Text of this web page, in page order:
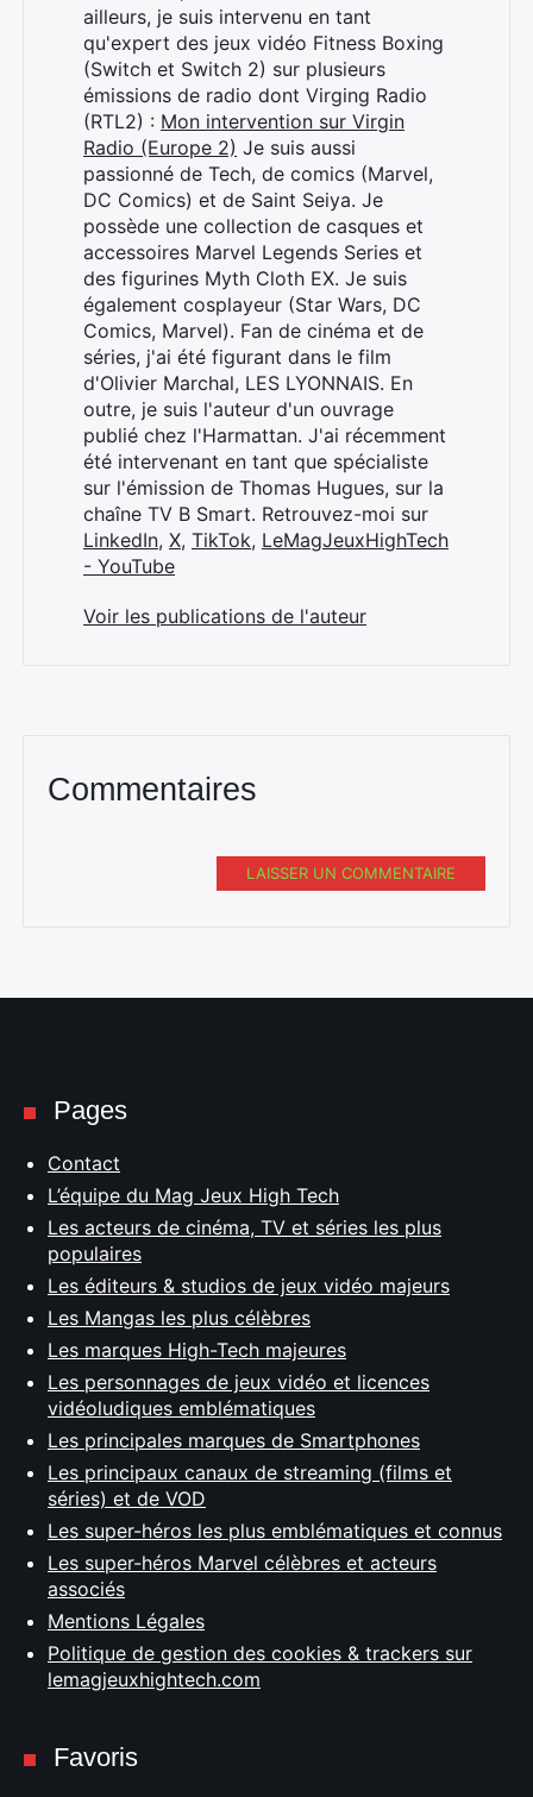
ailleurs, je suis intervenu en tant
qu'expert des jeux vidéo Fitness Boxing
(Switch et Switch 2) sur plusieurs
émissions de radio dont Virging Radio
(RTL2) : Mon intervention sur Virgin
Radio (Europe 2) Je suis aussi
passionné de Tech, de comics (Marvel,
DC Comics) et de Saint Seiya. Je
possède une collection de casques et
accessoires Marvel Legends Series et
des figurines Myth Cloth EX. Je suis
également cosplayeur (Star Wars, DC
Comics, Marvel). Fan de cinéma et de
séries, j'ai été figurant dans le film
d'Olivier Marchal, LES LYONNAIS. En
outre, je suis l'auteur d'un ouvrage
publié chez l'Harmattan. J'ai récemment
été intervenant en tant que spécialiste
sur l'émission de Thomas Hugues, sur la
chaîne TV B Smart. Retrouvez-moi sur
LinkedIn, X, TikTok, LeMagJeuxHighTech
- YouTube
Voir les publications de l'auteur
Commentaires
LAISSER UN COMMENTAIRE
Pages
Contact
L’équipe du Mag Jeux High Tech
Les acteurs de cinéma, TV et séries les plus
populaires
Les éditeurs & studios de jeux vidéo majeurs
Les Mangas les plus célèbres
Les marques High-Tech majeures
Les personnages de jeux vidéo et licences
vidéoludiques emblématiques
Les principales marques de Smartphones
Les principaux canaux de streaming (films et
séries) et de VOD
Les super-héros les plus emblématiques et connus
Les super-héros Marvel célèbres et acteurs
associés
Mentions Légales
Politique de gestion des cookies & trackers sur
lemagjeuxhightech.com
Favoris
Rechercher
: